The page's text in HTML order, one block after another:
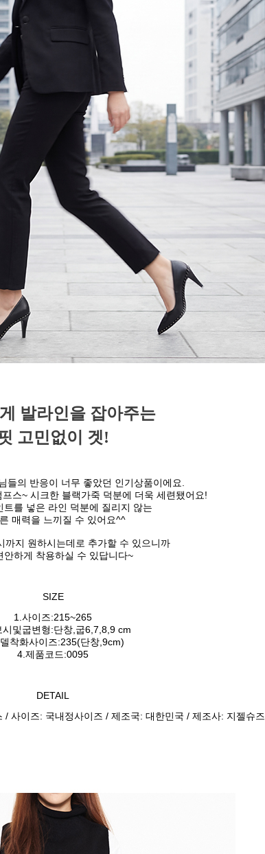
발라인을 잡아주는
고민없이 겟!
들의 반응이 너무 좋았던 인기상품이에요.
스~ 시크한 블랙가죽 덕분에 더욱 세련됐어요!
트를 넣은 라인 덕분에 질리지 않는
매력을 느끼질 수 있어요^^
까지 원하시는데로 추가할 수 있으니까
안하게 착용하실 수 있답니다~
SIZE
1.사이즈:215~265
시및굽변형:단창,굽6,7,8,9 cm
착화사이즈:235(단창,9cm)
4.제품코드:0095
DETAIL
사이즈: 국내정사이즈 / 제조국: 대한민국 / 제조사: 지젤슈즈